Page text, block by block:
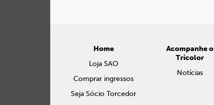
Home
Loja SAO
Comprar ingressos
Seja Sócio Torcedor
Acompanhe o
Tricolor
Notícias